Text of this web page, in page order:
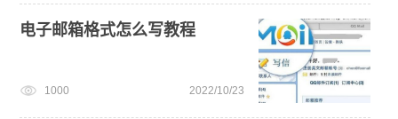
新手如何重装电脑系统win7
电子邮箱格式怎么写教程
1000 2022/10/23